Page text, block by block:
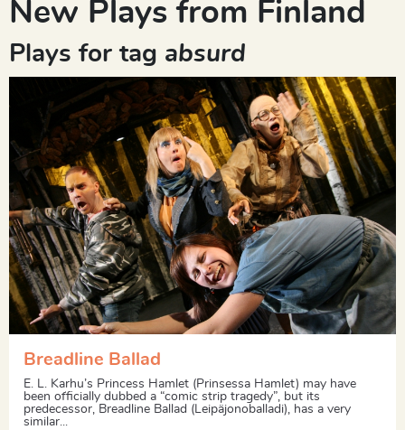
New Plays from Finland
Plays for tag absurd
Breadline Ballad
E. L. Karhu’s Princess Hamlet (Prinsessa Hamlet) may have
been officially dubbed a “comic strip tragedy”, but its
predecessor, Breadline Ballad (Leipäjonoballadi), has a very
similar...